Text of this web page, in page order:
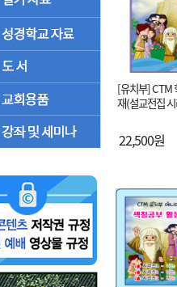
[유치부] CTM
재(설교전집
22,500원